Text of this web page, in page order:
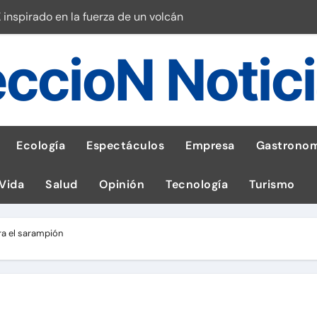
en la fuerza de un volcán
impulsa la salud materna
por ignorar distancias de seguridad
al Perú en Toulouse Lautrec
Galaxy A en evento de K-Pop
en cáncer a nivel nacional
¡Descarga la app de Meridianbet y gana una jugada gratis
Ecología Espectáculos Empresa
Salud Opinión Tecnología Turismo
el sarampión